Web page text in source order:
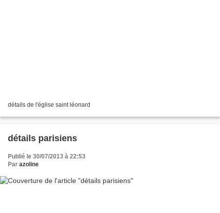
détails de l'église saint léonard
détails parisiens
Publié le 30/07/2013 à 22:53
Par azoline